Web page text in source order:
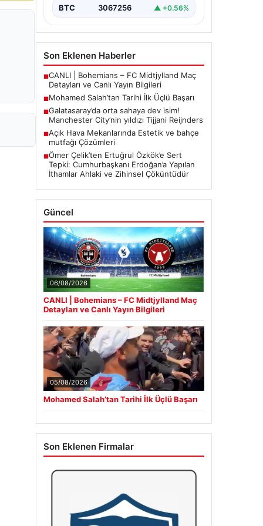
BTC 3067256 ▲ +0.56%
Son Eklenen Haberler
■CANLI | Bohemians – FC Midtjylland Maç
Detayları ve Canlı Yayın Bilgileri
■Mohamed Salah’tan Tarihi İlk Üçlü Başarı
■Galatasaray’da orta sahaya dev isim!
Manchester City’nin yıldızı Tijjani Reijnders
■Açık Hava Mekanlarında Estetik ve bahçe
mutfağı Çözümleri
■Ömer Çelik’ten Ertuğrul Özkök’e Sert
Tepki: Cumhurbaşkanı Erdoğan’a Yapılan
İthamlar Ahlaki ve Zihinsel Çöküntüdür
Güncel
06/08/2026
CANLI | Bohemians – FC Midtjylland Maç
Detayları ve Canlı Yayın Bilgileri
05/08/2026
Mohamed Salah’tan Tarihi İlk Üçlü Başarı
Son Eklenen Firmalar